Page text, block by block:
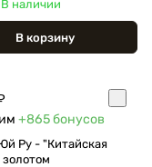
В наличии
В корзину
+865бонусов
Ру - "Китайская
золотом